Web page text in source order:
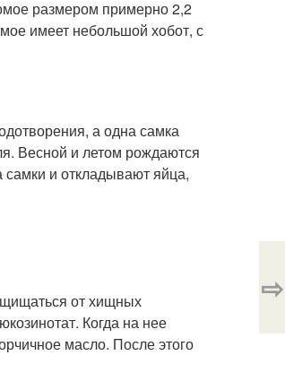
размером примерно 2,2
имеет небольшой хобот, с
а одна самка
Весной и летом рождаются
самки и откладывают яйца,
от хищных
Когда на нее
масло. После этого
⇨